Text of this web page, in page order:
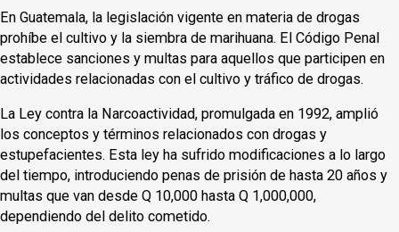
En Guatemala, la legislación vigente en materia de drogas
prohíbe el cultivo y la siembra de marihuana. El Código Penal
establece sanciones y multas para aquellos que participen en
actividades relacionadas con el cultivo y tráfico de drogas.
La Ley contra la Narcoactividad, promulgada en 1992, amplió
los conceptos y términos relacionados con drogas y
estupefacientes. Esta ley ha sufrido modificaciones a lo largo
del tiempo, introduciendo penas de prisión de hasta 20 años y
multas que van desde Q 10,000 hasta Q 1,000,000,
dependiendo del delito cometido.